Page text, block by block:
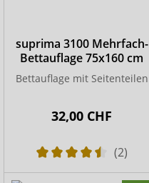
suprima 3100 Mehrfach-
Bettauflage 75x160 cm
Bettauflage mit Seitenteilen
32,00 CHF
(2)